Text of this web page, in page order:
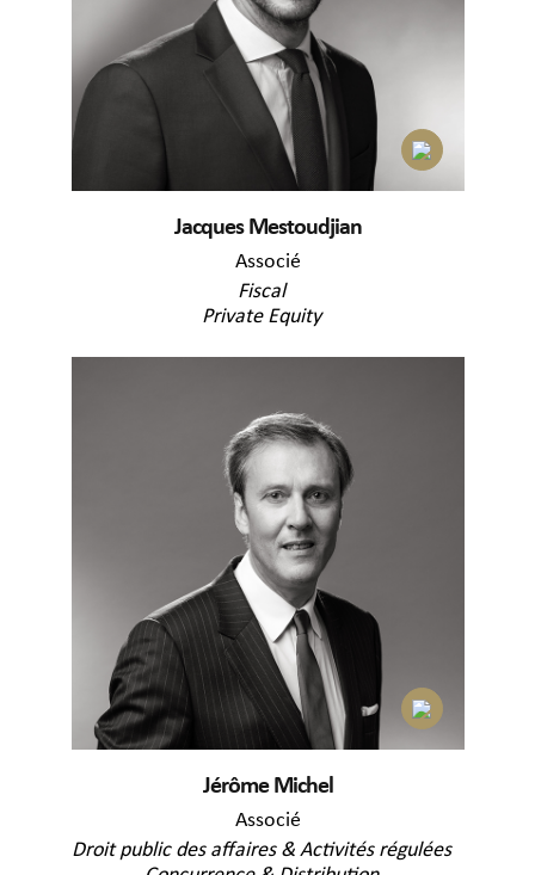
Jacques Mestoudjian
Associé
Fiscal
Private Equity
Jérôme Michel
Associé
Droit public des affaires & Activités régulées